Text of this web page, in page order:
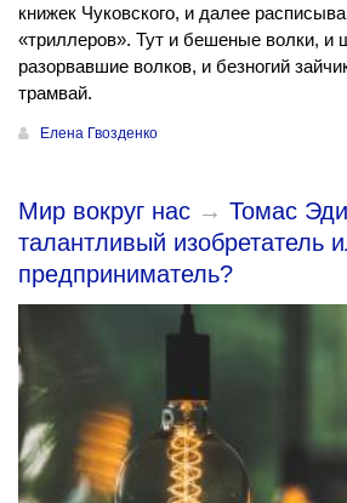
книжек Чуковского, и далее
«триллеров». Тут и бешеные волки, и
разорвавшие волков, и безногий
трамвай.
Елена Гвозденко
Мир вокруг нас → Томас
талантливый изобретатель
предприниматель?